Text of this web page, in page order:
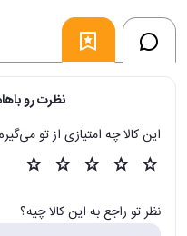
نظرت رو
این کالا چه امتیازی از تو
نظر تو راجع به این کالا چیه؟